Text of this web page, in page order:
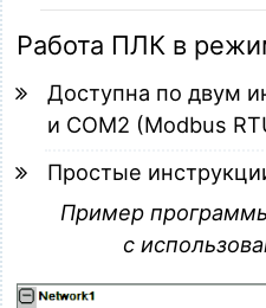
Работа ПЛК в
Доступна по двум
и COM2 (Modbus
Простые
Пример
с